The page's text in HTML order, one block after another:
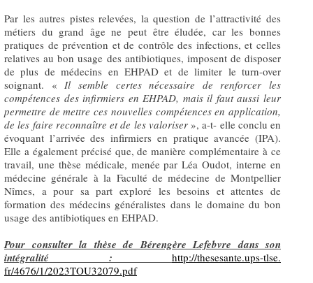
Par les autres pistes relevées, la question de l’attractivité des
métiers du grand âge ne peut être éludée, car les bonnes
pratiques de prévention et de contrôle des infections, et celles
relatives au bon usage des antibiotiques, imposent de disposer
de plus de médecins en EHPAD et de limiter le turn-over
soignant. «Il semble certes nécessaire de renforcer les
compétences des infirmiers en EHPAD, mais il faut aussi leur
permettre de mettre ces nouvelles compétences en application,
de les faire reconnaître et de les valoriser», a-t- elle conclu en
évoquant l’arrivée des infirmiers en pratique avancée (IPA).
Elle a également précisé que, de manière complémentaire à ce
travail, une thèse médicale, menée par Léa Oudot, interne en
médecine générale à la Faculté de médecine de Montpellier
Nîmes, a pour sa part exploré les besoins et attentes de
formation des médecins généralistes dans le domaine du bon
usage des antibiotiques en EHPAD.
Pour consulter la thèse de Bérengère Lefebvre dans son
intégralité : http://thesesante.ups-tlse.
fr/4676/1/2023TOU32079.pdf